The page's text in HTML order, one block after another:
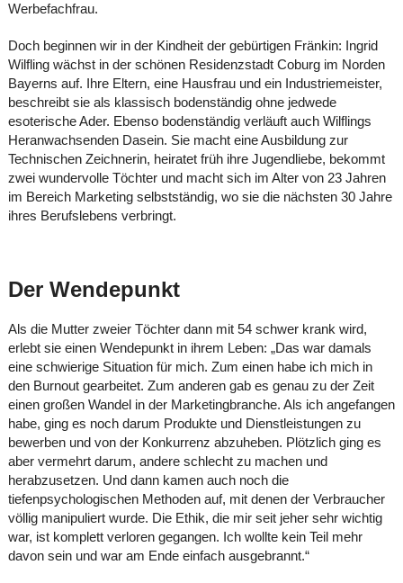
Werbefachfrau.
Doch beginnen wir in der Kindheit der gebürtigen Fränkin: Ingrid
Wilfling wächst in der schönen Residenzstadt Coburg im Norden
Bayerns auf. Ihre Eltern, eine Hausfrau und ein Industriemeister,
beschreibt sie als klassisch bodenständig ohne jedwede
esoterische Ader. Ebenso bodenständig verläuft auch Wilflings
Heranwachsenden Dasein. Sie macht eine Ausbildung zur
Technischen Zeichnerin, heiratet früh ihre Jugendliebe, bekommt
zwei wundervolle Töchter und macht sich im Alter von 23 Jahren
im Bereich Marketing selbstständig, wo sie die nächsten 30 Jahre
ihres Berufslebens verbringt.
Der Wendepunkt
Als die Mutter zweier Töchter dann mit 54 schwer krank wird,
erlebt sie einen Wendepunkt in ihrem Leben: „Das war damals
eine schwierige Situation für mich. Zum einen habe ich mich in
den Burnout gearbeitet. Zum anderen gab es genau zu der Zeit
einen großen Wandel in der Marketingbranche. Als ich angefangen
habe, ging es noch darum Produkte und Dienstleistungen zu
bewerben und von der Konkurrenz abzuheben. Plötzlich ging es
aber vermehrt darum, andere schlecht zu machen und
herabzusetzen. Und dann kamen auch noch die
tiefenpsychologischen Methoden auf, mit denen der Verbraucher
völlig manipuliert wurde. Die Ethik, die mir seit jeher sehr wichtig
war, ist komplett verloren gegangen. Ich wollte kein Teil mehr
davon sein und war am Ende einfach ausgebrannt.“